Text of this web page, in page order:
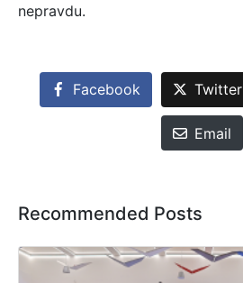
nepravdu.
Facebook Twitter
Email
Recommended Posts